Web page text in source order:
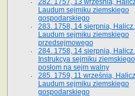
282. 1757, 13 września,
Laudum sejmiku ziemskiego
gospodarskiego
283. 1758, 14 sierpnia, Halicz.
Laudum sejmiku ziemskiego
przedsejmowego
284. 1758, 14 sierpnia, Halicz.
Instrukcya sejmiku ziemskiego
posłom na sejm walny
285. 1759, 11 września,
Laudum sejmiku ziemskiego
gospodarskiego